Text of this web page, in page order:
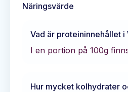
Näringsvärde
Vad är proteininnehållet i
I en portion på 100g
Hur mycket kolhydrater